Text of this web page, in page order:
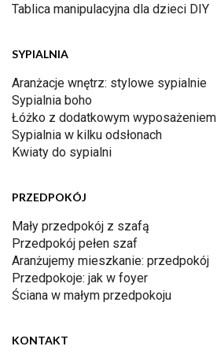
Tablica manipulacyjna dla dzieci DIY
SYPIALNIA
Aranżacje wnętrz: stylowe sypialnie
Sypialnia boho
Łóżko z dodatkowym wyposażeniem
Sypialnia w kilku odsłonach
Kwiaty do sypialni
PRZEDPOKÓJ
Mały przedpokój z szafą
Przedpokój pełen szaf
Aranżujemy mieszkanie: przedpokój
Przedpokoje: jak w foyer
Ściana w małym przedpokoju
KONTAKT